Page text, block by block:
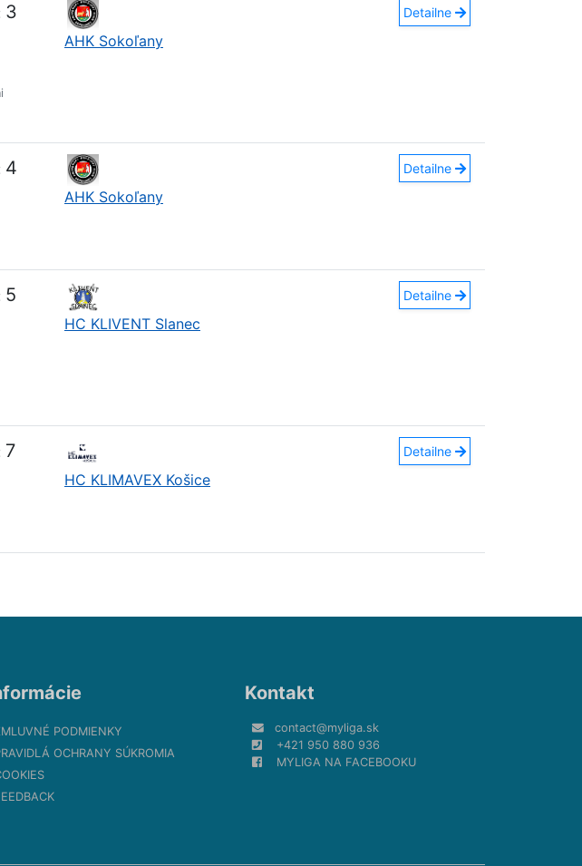
3
AHK Sokoľany
Detailne
4
AHK Sokoľany
Detailne
5
HC KLIVENT Slanec
Detailne
7
HC KLIMAVEX Košice
Detailne
PODMIENKY
OCHRANY SÚKROMIA
Kontakt
contact@myliga.sk
+421 950 880 936
MYLIGA NA FACEBOOKU